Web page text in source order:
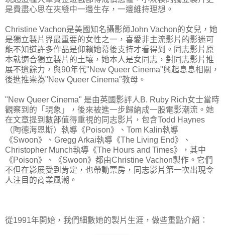
是費盡心思在夾縫中一邊生存，一邊維持理想。
Christine Vachon是美國知名攝影師John Vachon的女兒，她
是獨立製片界最重要的女性之一，喜愛非主流影片的影迷可
能不知道許多作品是仰賴她幕後支持才看得到。同志影片原
本就適合獨立製片的土壤，她本人是女同志，對同志影片推
展不遺餘力，與90年代"New Queer Cinema"興起息息相關，
後進推崇為"New Queer Cinema"教母。
"New Queer Cinema" 是由英國影評人B. Ruby Rich女士當時
觀察到的「現象」，後來被進一步歸納成一股電影潮流。她
在文章提到數部值得重視的同志影片，包含Todd Haynes
（陶德海恩斯）執導《Poison》、Tom Kalin執導
《Swoon》、Gregg Arkai執導《The Living End》、
Christopher Munch執導《The Hours and Times》，其中
《Poison》、《Swoon》都由Christine Vachon製作。它們
不但在影展受到肯定，也帶動票房，同志影片第一次出現令
人注目的商業風潮。
從1991年開始，我們細數她的製片生涯，做些重點介紹：